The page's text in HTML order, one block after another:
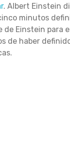
. Albert Einstein
minutos
Einstein para
de haber